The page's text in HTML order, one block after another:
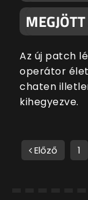
Az új patch
operátor
chaten
kihegyezve.
Előző 1